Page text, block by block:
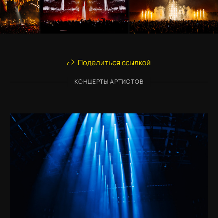
Поделиться ссылкой
КОНЦЕРТЫ АРТИСТОВ